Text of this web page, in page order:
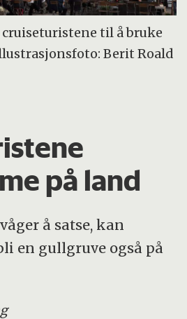
til å bruke
Berit Roald
på land
å satse, kan
en gullgruve også på